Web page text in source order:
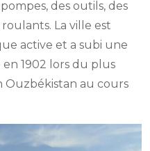
des outils, des
La ville est
active et a subi une
1902 lors du plus
Ouzbékistan au cours